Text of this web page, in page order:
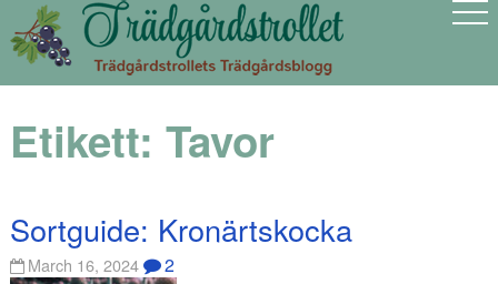
Etikett: Tavor
Sortguide: Kronärtskocka
March 16, 2024 2